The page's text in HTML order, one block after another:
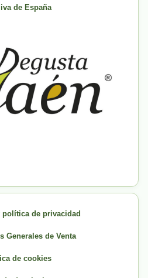
de España
de privacidad
Generales de Venta
de cookies